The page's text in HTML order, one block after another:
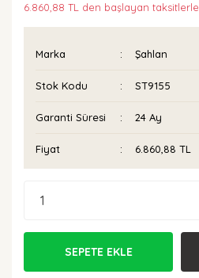
6.860,88 TL den başlayan
Marka Şahlan
Stok Kodu ST9155
Garanti Süresi 24 Ay
Fiyat 6.860,88 TL
SEPETE EKLE